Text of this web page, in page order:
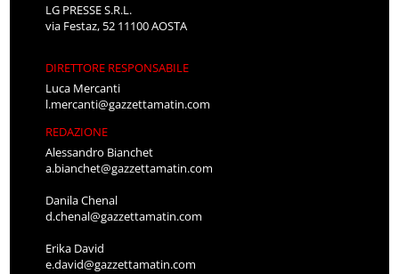
LG PRESSE S.R.L.
via Festaz, 52 11100 AOSTA
DIRETTORE RESPONSABILE
Luca Mercanti
l.mercanti@gazzettamatin.com
REDAZIONE
Alessandro Bianchet
a.bianchet@gazzettamatin.com
Danila Chenal
d.chenal@gazzettamatin.com
Erika David
e.david@gazzettamatin.com